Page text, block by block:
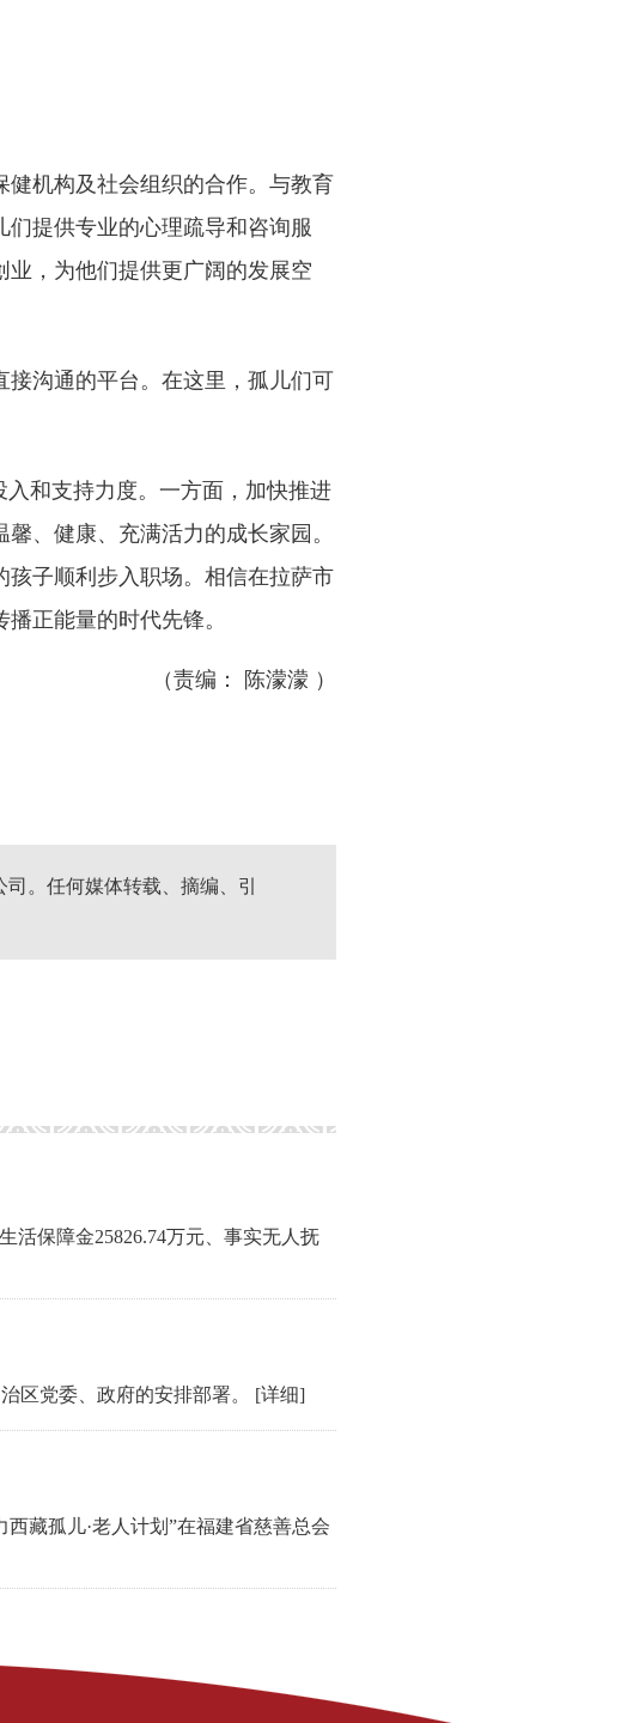
机构及社会组织的合作。与教育
提供专业的心理疏导和咨询服
，为他们提供更广阔的发展空
沟通的平台。在这里，孤儿们可
和支持力度。一方面，加快推进
、健康、充满活力的成长家园。
子顺利步入职场。相信在拉萨市
正能量的时代先锋。
（责编： 陈濛濛 ）
。任何媒体转载、摘编、引
活保障金25826.74万元、事实无人抚
区党委、政府的安排部署。 [详细]
藏孤儿·老人计划”在福建省慈善总会